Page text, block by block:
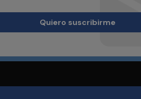
Quiero suscribirme